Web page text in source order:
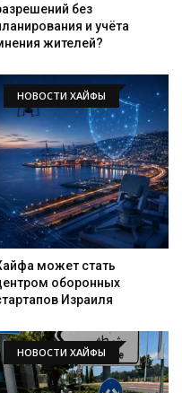
без
и учёта
жителей?
НОВОСТИ ХАЙФЫ
может стать
оборонных
Израиля
НОВОСТИ ХАЙФЫ